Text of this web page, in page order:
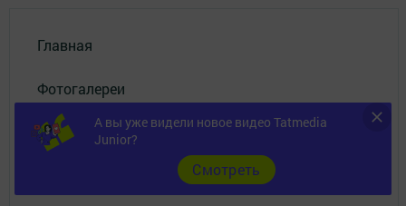
Главная
Фотогалереи
Контакты
А вы уже видели новое видео Tatmedia
Junior?
Cмотреть